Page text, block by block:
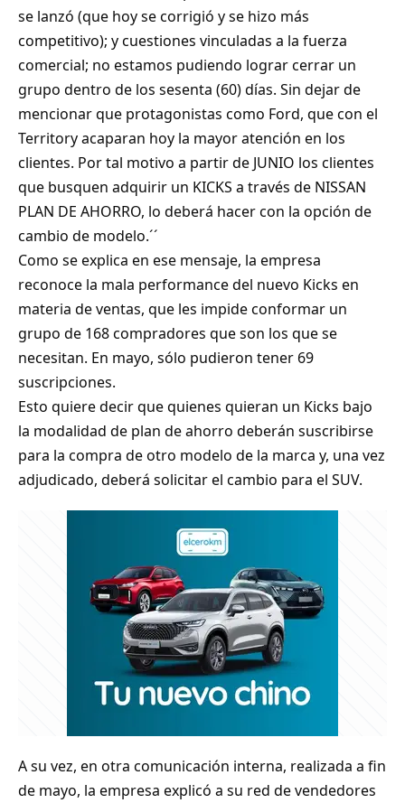
se lanzó (que hoy se corrigió y se hizo más
competitivo); y cuestiones vinculadas a la fuerza
comercial; no estamos pudiendo lograr cerrar un
grupo dentro de los sesenta (60) días. Sin dejar de
mencionar que protagonistas como Ford, que con el
Territory acaparan hoy la mayor atención en los
clientes. Por tal motivo a partir de JUNIO los clientes
que busquen adquirir un KICKS a través de NISSAN
PLAN DE AHORRO, lo deberá hacer con la opción de
cambio de modelo.´´
Como se explica en ese mensaje, la empresa
reconoce la mala performance del nuevo Kicks en
materia de ventas, que les impide conformar un
grupo de 168 compradores que son los que se
necesitan. En mayo, sólo pudieron tener 69
suscripciones.
Esto quiere decir que quienes quieran un Kicks bajo
la modalidad de plan de ahorro deberán suscribirse
para la compra de otro modelo de la marca y, una vez
adjudicado, deberá solicitar el cambio para el SUV.
A su vez, en otra comunicación interna, realizada a fin
de mayo, la empresa explicó a su red de vendedores